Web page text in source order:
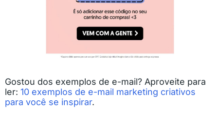
Gostou dos exemplos de e-mail? Aproveite para
ler: 10 exemplos de e-mail marketing criativos
para você se inspirar.